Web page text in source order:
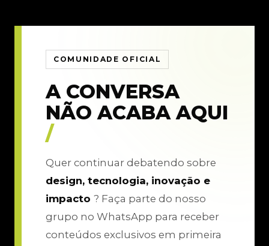
COMUNIDADE OFICIAL
A CONVERSA
NÃO ACABA AQUI
/
Quer continuar debatendo sobre
design, tecnologia, inovação e
impacto ? Faça parte do nosso
grupo no WhatsApp para receber
conteúdos exclusivos em primeira